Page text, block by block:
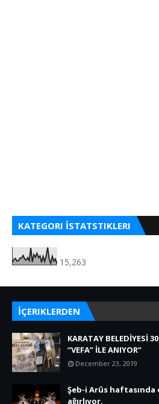
KATEGORI İSTATSTIKLERI
15,263
İÇERIKLERDEN
KARATAY BELEDİYESİ
“VEFA” İLE ANIYOR”
December 23, 2019
Şeb-i Arûs
ağırlıyor.